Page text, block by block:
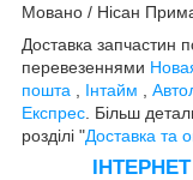
Мовано / Нісан
Доставка запчастин
перевезеннями
пошта
Інтайм
Експрес . Більш
розділі "Доставка та